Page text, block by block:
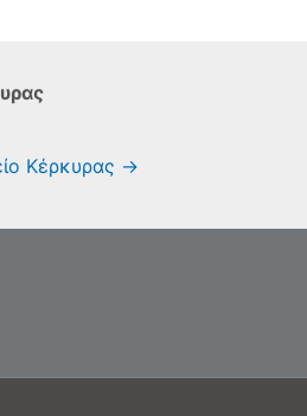
Κέρκυρας →